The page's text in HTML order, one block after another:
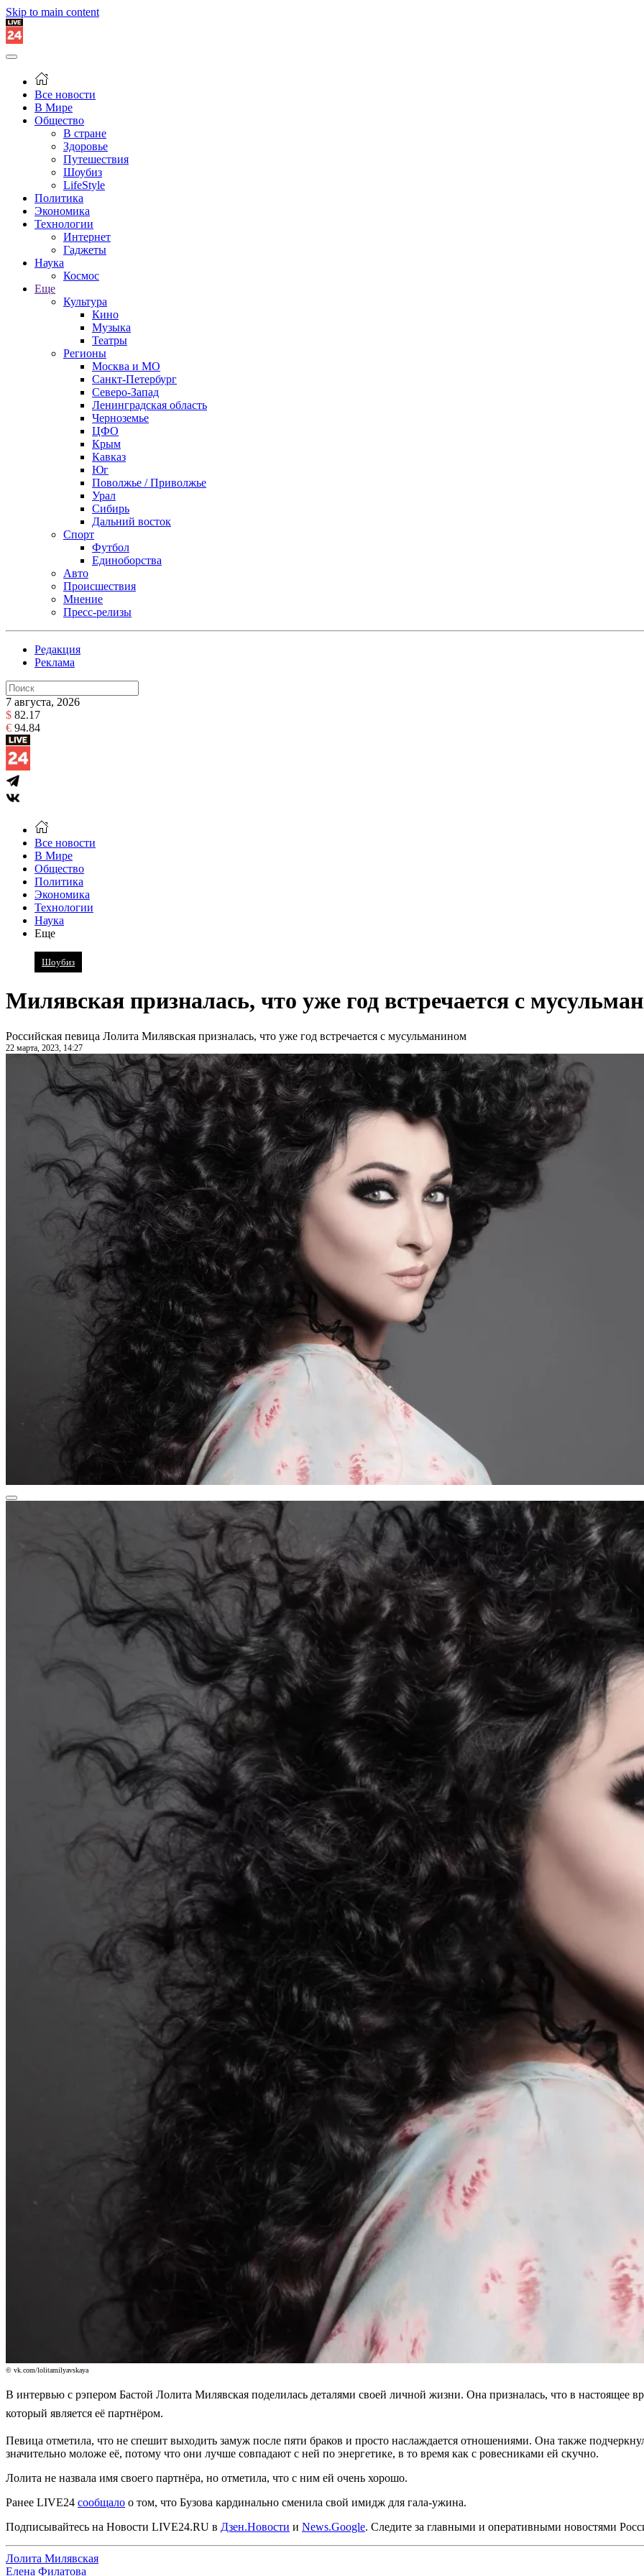
Skip to main content
Все новости
В Мире
Общество
В стране
Здоровье
Путешествия
Шоубиз
LifeStyle
Политика
Экономика
Технологии
Интернет
Гаджеты
Наука
Космос
Еще
Культура
Кино
Музыка
Театры
Регионы
Москва и МО
Санкт-Петербург
Северо-Запад
Ленинградская область
Черноземье
ЦФО
Крым
Кавказ
Юг
Поволжье / Приволжье
Урал
Сибирь
Дальний восток
Спорт
Футбол
Единоборства
Авто
Происшествия
Мнение
Пресс-релизы
Редакция
Реклама
7 августа, 2026
$ 82.17
€ 94.84
Все новости
В Мире
Общество
Политика
Экономика
Технологии
Наука
Еще
Шоубиз
Милявская призналась, что уже год встречается с
Российская певица Лолита Милявская призналась, что уже год встречается с мусульманином
22 марта, 2023, 14:27
© vk.com/lolitamilyavskaya
В интервью с рэпером Бастой Лолита Милявская поделилась деталями своей личной жизни. Она призналась, что в настоящее
который является её партнёром.
Певица отметила, что не спешит выходить замуж после пяти браков и просто наслаждается отношениями. Она также
значительно моложе её, потому что они лучше совпадают с ней по энергетике, в то время как с ровесниками ей скучно.
Лолита не назвала имя своего партнёра, но отметила, что с ним ей очень хорошо.
Ранее LIVE24 сообщало о том, что Бузова кардинально сменила свой имидж для гала-ужина.
Подписывайтесь на Новости LIVE24.RU в Дзен.Новости и News.Google. Следите за главными и оперативными новостями
Лолита Милявская
Елена Филатова